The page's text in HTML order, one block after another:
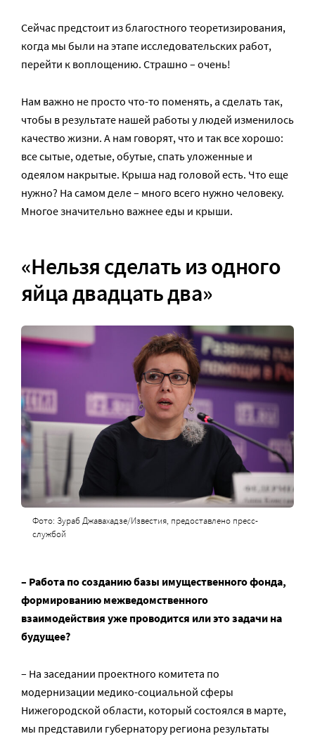
Сейчас предстоит из благостного теоретизирования,
когда мы были на этапе исследовательских работ,
перейти к воплощению. Страшно – очень!
Нам важно не просто что-то поменять, а сделать так,
чтобы в результате нашей работы у людей изменилось
качество жизни. А нам говорят, что и так все хорошо:
все сытые, одетые, обутые, спать уложенные и
одеялом накрытые. Крыша над головой есть. Что еще
нужно? На самом деле – много всего нужно человеку.
Многое значительно важнее еды и крыши.
«Нельзя сделать из одного
яйца двадцать два»
Фото: Зураб Джавахадзе/Известия, предоставлено пресс-
службой
– Работа по созданию базы имущественного фонда,
формированию межведомственного
взаимодействия уже проводится или это задачи на
будущее?
– На заседании проектного комитета по
модернизации медико-социальной сферы
Нижегородской области, который состоялся в марте,
мы представили губернатору региона результаты